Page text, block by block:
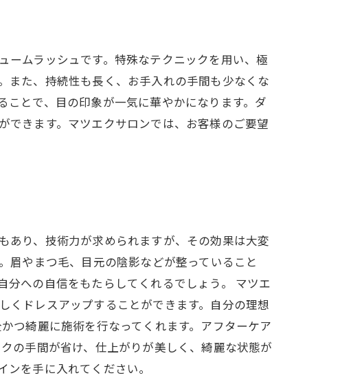
ムラッシュです。特殊なテクニックを用い、極
また、持続性も長く、お手入れの手間も少なくな
とで、目の印象が一気に華やかになります。ダ
きます。マツエクサロンでは、お客様のご要望
あり、技術力が求められますが、その効果は大変
眉やまつ毛、目元の陰影などが整っていること
への自信をもたらしてくれるでしょう。 マツエ
くドレスアップすることができます。自分の理想
つ綺麗に施術を行なってくれます。アフターケア
の手間が省け、仕上がりが美しく、綺麗な状態が
を手に入れてください。